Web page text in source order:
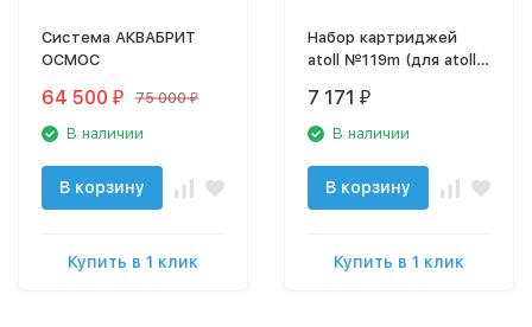
Система АКВАБРИТ
ОСМОС
64 500 ₽ 75 000 ₽
В наличии
В корзину
Купить в 1 клик
Набор картриджей
atoll №119m (для atoll
7 171 ₽
В наличии
В корзину
Купить в 1 клик